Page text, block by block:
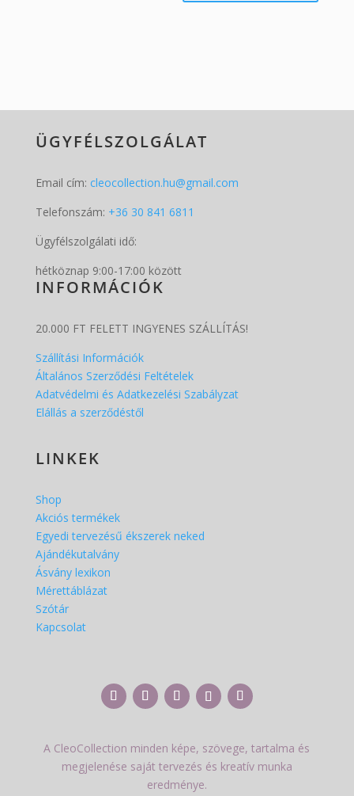
ÜGYFÉLSZOLGÁLAT
Email cím: cleocollection.hu@gmail.com
Telefonszám: +36 30 841 6811
Ügyfélszolgálati idő:
hétköznap 9:00-17:00 között
INFORMÁCIÓK
20.000 FT FELETT INGYENES SZÁLLÍTÁS!
Szállítási Információk
Általános Szerződési Feltételek
Adatvédelmi és Adatkezelési Szabályzat
Elállás a szerződéstől
LINKEK
Shop
Akciós termékek
Egyedi tervezésű ékszerek neked
Ajándékutalvány
Ásvány lexikon
Mérettáblázat
Szótár
Kapcsolat
A CleoCollection minden képe, szövege, tartalma és
megjelenése saját tervezés és kreatív munka
eredménye.